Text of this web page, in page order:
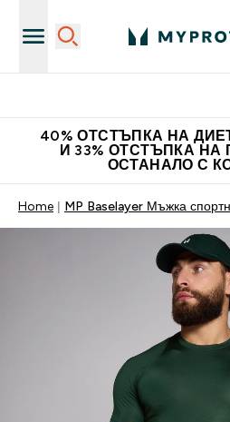
40% ОТСТЪПКА НА
И 33% ОТСТЪПКА
ОСТАНАЛО С
Home MP Baselayer Мъжка